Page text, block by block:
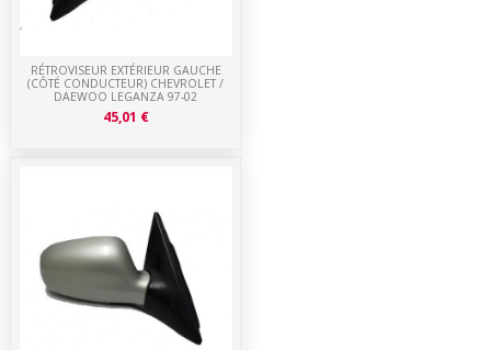
RÉTROVISEUR EXTÉRIEUR GAUCHE
(CÔTÉ CONDUCTEUR) CHEVROLET /
DAEWOO LEGANZA 97-02
45,01 €